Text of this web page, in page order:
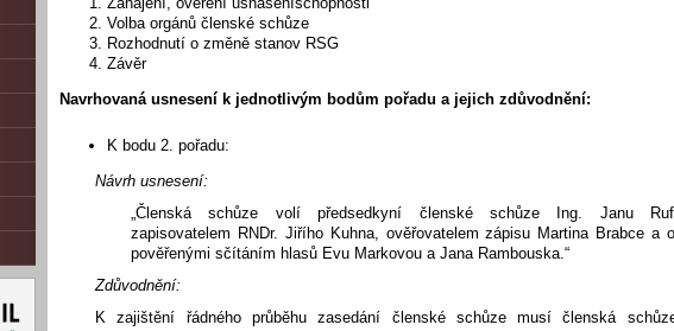
Volba orgánů členské schůze
Rozhodnutí o změně stanov RSG
Závěr
Navrhovaná usnesení k jednotlivým bodům pořadu a jejich zdůvodnění:
K bodu 2. pořadu:
Návrh usnesení:
„Členská schůze volí předsedkyní členské schůze Ing. Janu
zapisovatelem RNDr. Jiřího Kuhna, ověřovatelem zápisu Martina Brabce a
pověřenými sčítáním hlasů Evu Markovou a Jana Rambouska.“
Zdůvodnění:
K zajištění řádného průběhu zasedání členské schůze musí členská